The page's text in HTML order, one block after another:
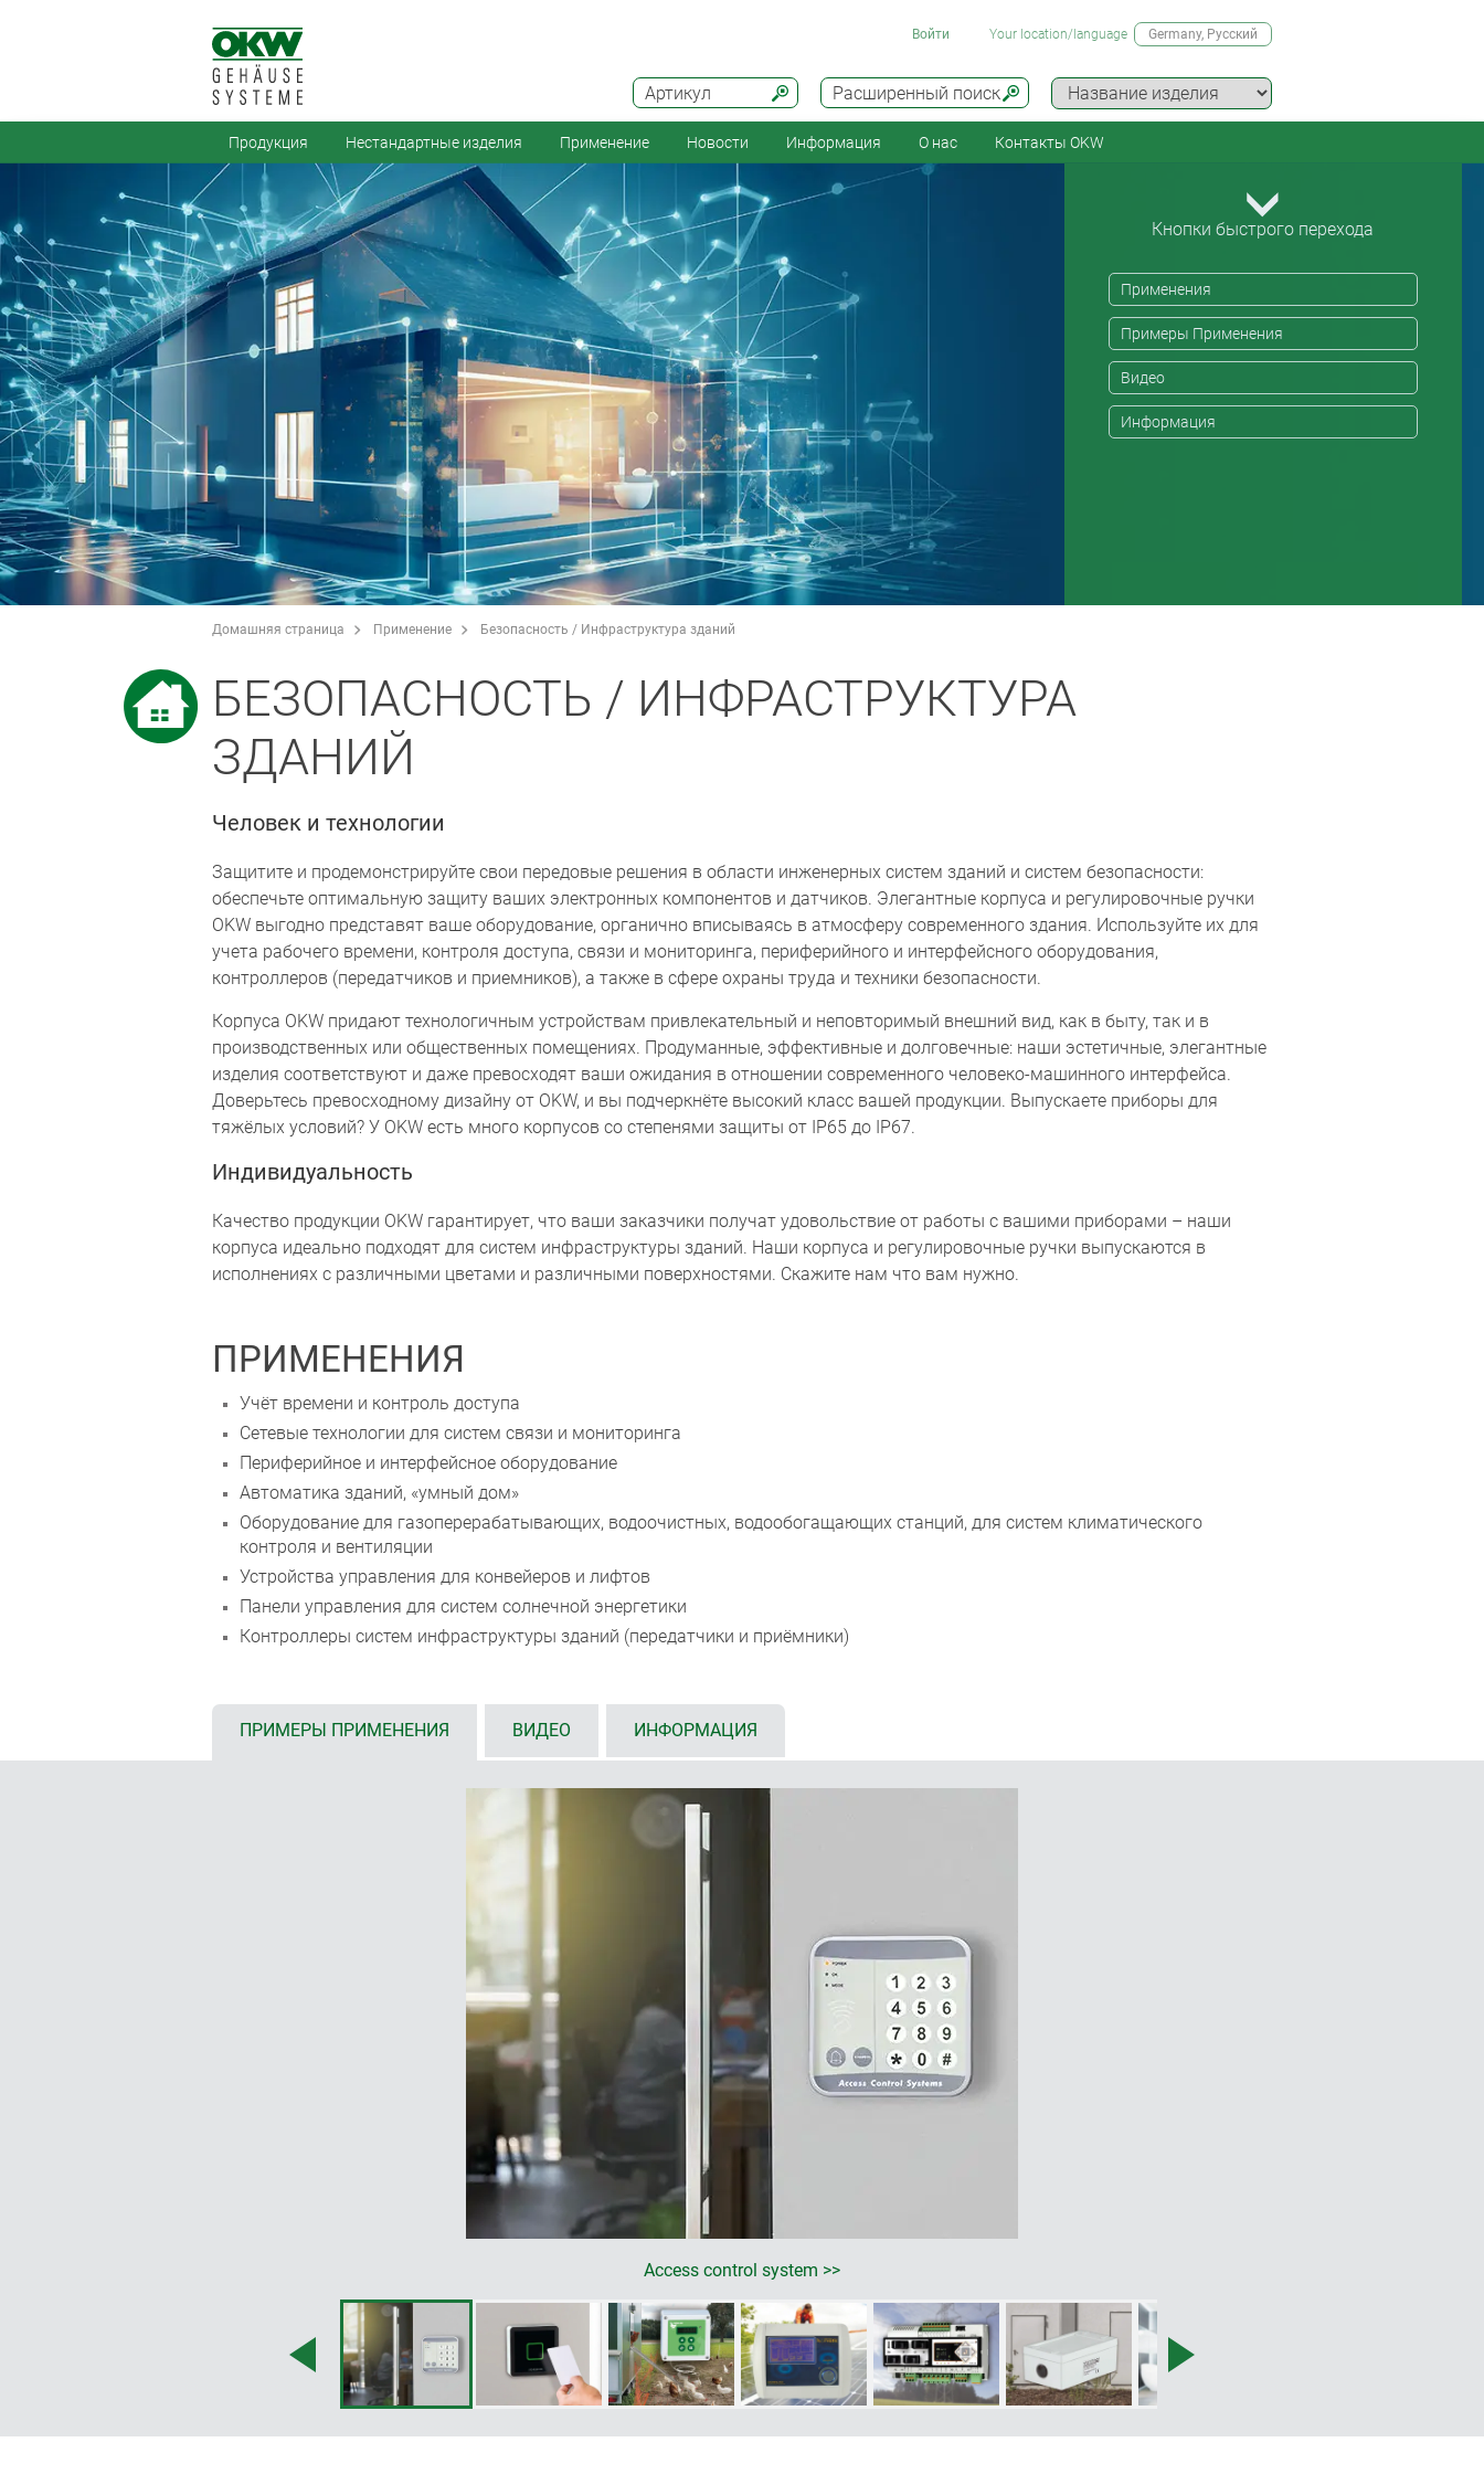
Расширенный поиск
Артикул
Войти Your location/language Germany, Русский
Продукция Нестандартные изделия Применение Новости Информация О нас Контакты OKW
Кнопки быстрого перехода
Применения
Примеры Применения
Видео
Информация
Домашняя страница Применение Безопасность / Инфраструктура зданий
БЕЗОПАСНОСТЬ / ИНФРАСТРУКТУРА
ЗДАНИЙ
Человек и технологии
Защитите и продемонстрируйте свои передовые решения в области инженерных систем зданий и систем безопасности:
обеспечьте оптимальную защиту ваших электронных компонентов и датчиков. Элегантные корпуса и регулировочные ручки
OKW выгодно представят ваше оборудование, органично вписываясь в атмосферу современного здания. Используйте их для
учета рабочего времени, контроля доступа, связи и мониторинга, периферийного и интерфейсного оборудования,
контроллеров (передатчиков и приемников), а также в сфере охраны труда и техники безопасности.
Корпуса OKW придают технологичным устройствам привлекательный и неповторимый внешний вид, как в быту, так и в
производственных или общественных помещениях. Продуманные, эффективные и долговечные: наши эстетичные, элегантные
изделия соответствуют и даже превосходят ваши ожидания в отношении современного человеко-машинного интерфейса.
Доверьтесь превосходному дизайну от OKW, и вы подчеркнёте высокий класс вашей продукции. Выпускаете приборы для
тяжёлых условий? У OKW есть много корпусов со степенями защиты от IP65 до IP67.
Индивидуальность
Качество продукции OKW гарантирует, что ваши заказчики получат удовольствие от работы с вашими приборами – наши
корпуса идеально подходят для систем инфраструктуры зданий. Наши корпуса и регулировочные ручки выпускаются в
исполнениях с различными цветами и различными поверхностями. Скажите нам что вам нужно.
ПРИМЕНЕНИЯ
Учёт времени и контроль доступа
Сетевые технологии для систем связи и мониторинга
Периферийное и интерфейсное оборудование
Автоматика зданий, «умный дом»
Оборудование для газоперерабатывающих, водоочистных, водообогащающих станций, для систем климатического
контроля и вентиляции
Устройства управления для конвейеров и лифтов
Панели управления для систем солнечной энергетики
Контроллеры систем инфраструктуры зданий (передатчики и приёмники)
ПРИМЕРЫ ПРИМЕНЕНИЯ ВИДЕО ИНФОРМАЦИЯ
Access control system >>